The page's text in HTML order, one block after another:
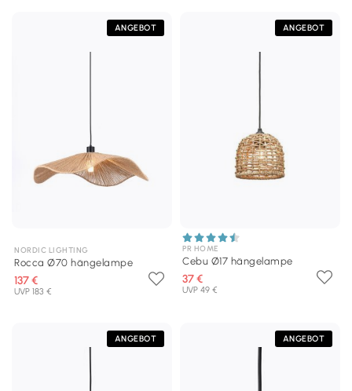
ANGEBOT
NORDIC LIGHTING
Rocca Ø70 hängelampe
137 €
UVP 183 €
ANGEBOT
PR HOME
Cebu Ø17 hängelampe
37 €
UVP 49 €
ANGEBOT ANGEBOT